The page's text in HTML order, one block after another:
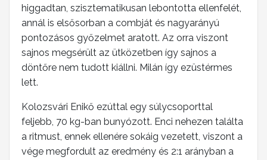
higgadtan, szisztematikusan lebontotta ellenfelét,
annál is elsősorban a combját és nagyarányú
pontozásos győzelmet aratott. Az orra viszont
sajnos megsérült az ütközetben így sajnos a
döntőre nem tudott kiállni. Milán így ezüstérmes
lett.
Kolozsvári Enikő ezúttal egy súlycsoporttal
feljebb, 70 kg-ban bunyózott. Enci nehezen találta
a ritmust, ennek ellenére sokáig vezetett, viszont a
vége megfordult az eredmény és 2:1 arányban a